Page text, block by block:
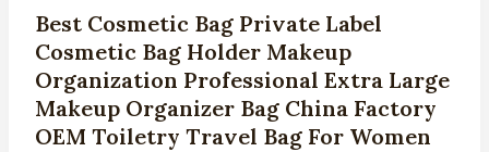
Best Cosmetic Bag Private Label
Cosmetic Bag Holder Makeup
Organization Professional Extra Large
Makeup Organizer Bag China Factory
OEM Toiletry Travel Bag For Women